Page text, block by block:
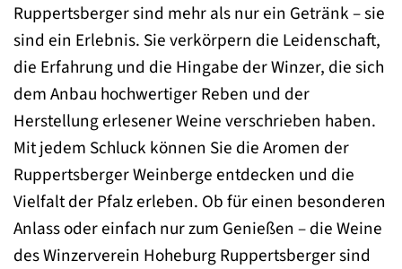
Ruppertsberger sind mehr als nur ein Getränk – sie
sind ein Erlebnis. Sie verkörpern die Leidenschaft,
die Erfahrung und die Hingabe der Winzer, die sich
dem Anbau hochwertiger Reben und der
Herstellung erlesener Weine verschrieben haben.
Mit jedem Schluck können Sie die Aromen der
Ruppertsberger Weinberge entdecken und die
Vielfalt der Pfalz erleben. Ob für einen besonderen
Anlass oder einfach nur zum Genießen – die Weine
des Winzerverein Hoheburg Ruppertsberger sind